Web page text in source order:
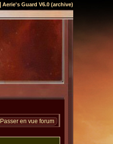
Aerie's Guard V6.0 (archive)
Passer en vue forum